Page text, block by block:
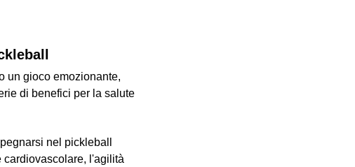
un gioco emozionante,
di benefici per la salute
nel pickleball
cardiovascolare, l'agilità